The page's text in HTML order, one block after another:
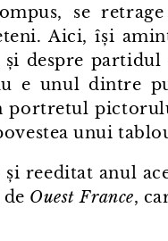
se
Aici, își
despre
e unul dintre
portretul
unui
reeditat anul
de Ouest France,